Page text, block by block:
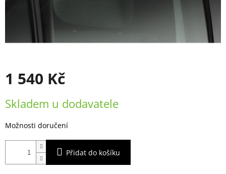
1 540 Kč
cena:
Skladem u dodavatele
Možnosti doručení
Přidat do košíku